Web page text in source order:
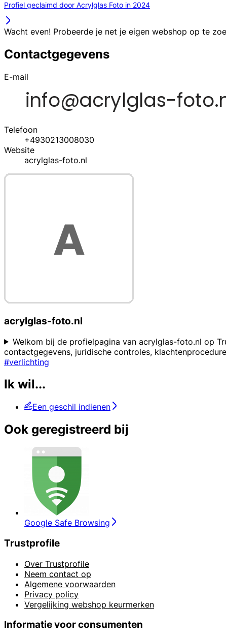
Profiel geclaimd door Acrylglas Foto in 2024
Wacht even! Probeerde je net je eigen webshop op te
Contactgegevens
E-mail
Telefoon
+4930213008030
Website
acrylglas-foto.nl
acrylglas-foto.nl
Welkom bij de profielpagina van acrylglas-foto.nl op
contactgegevens, juridische controles,
#verlichting
Ik wil...
Een geschil indienen
Ook geregistreerd bij
Google Safe Browsing
Trustprofile
Over Trustprofile
Neem contact op
Algemene voorwaarden
Privacy policy
Vergelijking webshop keurmerken
Informatie voor consumenten